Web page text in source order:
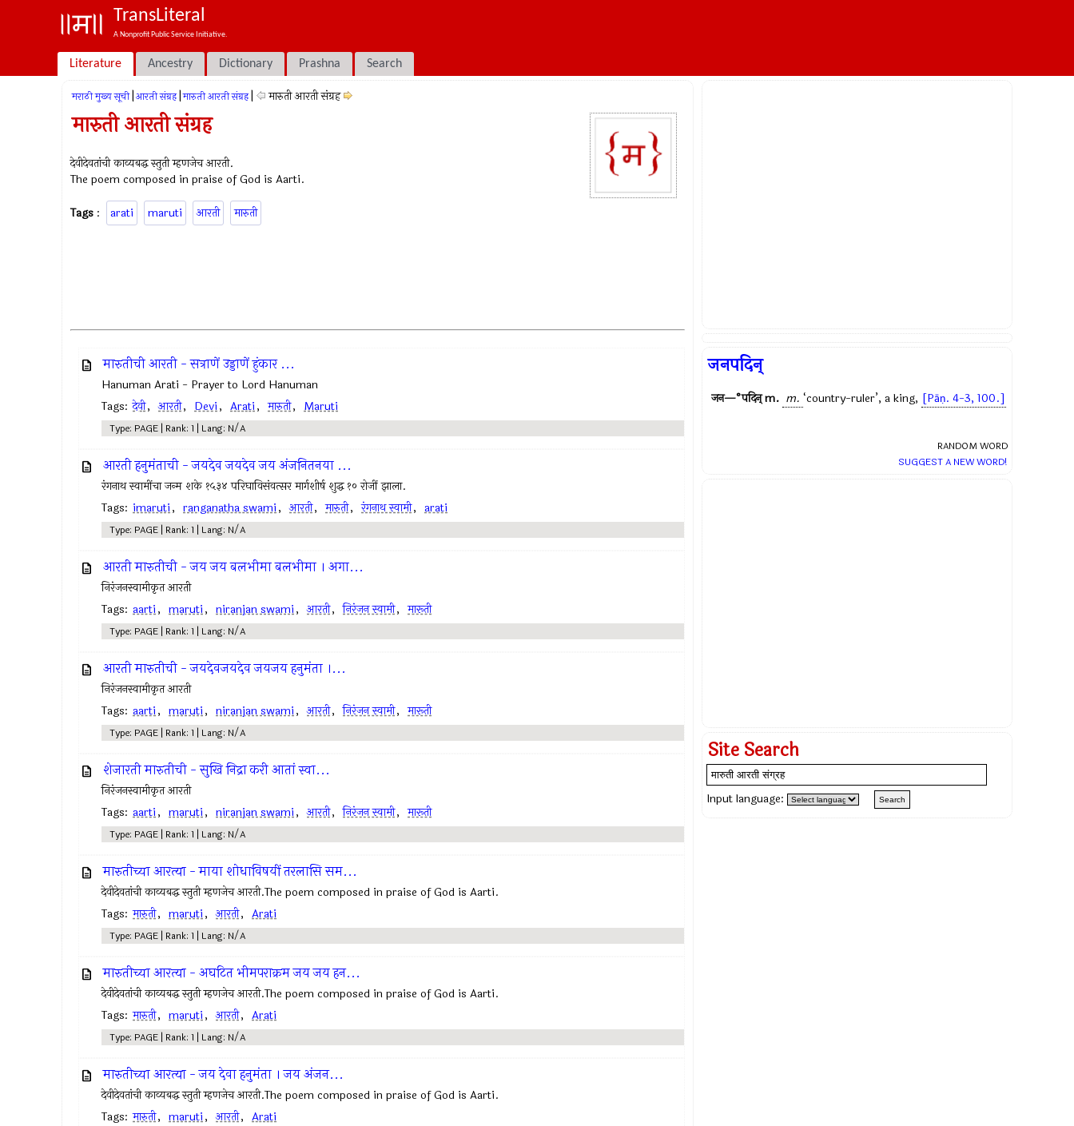
TransLiteral
A Nonprofit Public Service Initiative.
Literature Ancestry Dictionary Prashna Search
मराठी मुख्य सूची आरती संग्रह मारुती आरती संग्रह मारुती आरती संग्रह
मारुती आरती संग्रह
देवीदेवतांची काव्यबद्ध स्तुती म्हणजेच आरती.
The poem composed in praise of God is Aarti.
Tags : arati maruti आरती मारुती
मारुतीची आरती - सत्राणें उड्डाणें हुंकार ...
Hanuman Arati - Prayer to Lord Hanuman
Tags: देवी, आरती, Devi, Arati, मारुती, Maruti
Type: PAGE | Rank: 1 | Lang: N/A
आरती हनुमंताची - जयदेव जयदेव जय अंजनितनया ...
रंगनाथ स्वामींचा जन्म शके १५३४ परिघाविसंवत्सर मार्गशीर्ष शुद्ध १० रोजीं झाला.
Tags: imaruti, ranganatha swami, आरती, मारुती, रंगनाथ स्वामी, arati
Type: PAGE | Rank: 1 | Lang: N/A
आरती मारुतीची - जय जय बलभीमा बलभीमा । अगा...
निरंजनस्वामीकृत आरती
Tags: aarti, maruti, niranjan swami, आरती, निरंजन स्वामी, मारूती
Type: PAGE | Rank: 1 | Lang: N/A
आरती मारुतीची - जयदेवजयदेव जयजय हनुमंता ।...
निरंजनस्वामीकृत आरती
Tags: aarti, maruti, niranjan swami, आरती, निरंजन स्वामी, मारूती
Type: PAGE | Rank: 1 | Lang: N/A
शेजारती मारुतीची - सुखि निद्रा करी आतां स्वा...
निरंजनस्वामीकृत आरती
Tags: aarti, maruti, niranjan swami, आरती, निरंजन स्वामी, मारूती
Type: PAGE | Rank: 1 | Lang: N/A
मारुतीच्या आरत्या - माया शोधाविषयीं तरलासि सम...
देवीदेवतांची काव्यबद्ध स्तुती म्हणजेच आरती.The poem composed in praise of God is Aarti.
Tags: मारुती, maruti, आरती, Arati
Type: PAGE | Rank: 1 | Lang: N/A
मारुतीच्या आरत्या - अघटित भीमपराक्रम जय जय हन...
देवीदेवतांची काव्यबद्ध स्तुती म्हणजेच आरती.The poem composed in praise of God is Aarti.
Tags: मारुती, maruti, आरती, Arati
Type: PAGE | Rank: 1 | Lang: N/A
मारुतीच्या आरत्या - जय देवा हनुमंता । जय अंजन...
देवीदेवतांची काव्यबद्ध स्तुती म्हणजेच आरती.The poem composed in praise of God is Aarti.
Tags: मारुती, maruti, आरती, Arati
जनपदिन्
जन—°पदिन्m. m. ‘country-ruler’, a king, [Pāṇ. 4-3, 100.]
RANDOM WORD
SUGGEST A NEW WORD!
Site Search
Input language: